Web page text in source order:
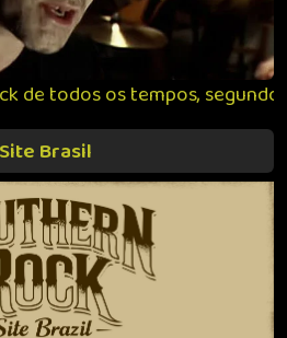
de todos os tempos,
Brasil